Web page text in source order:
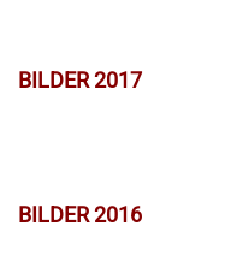
BILDER 2017
BILDER 2016